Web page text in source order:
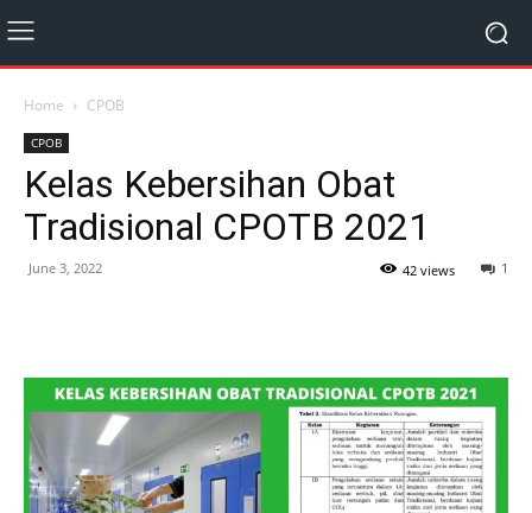
Home CPOB
CPOB
Kelas Kebersihan Obat
Tradisional CPOTB 2021
June 3, 2022 1
42 views